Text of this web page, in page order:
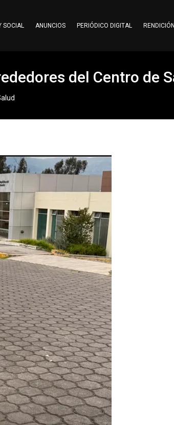
SOCIAL ANUNCIOS PERIÓDICO DIGITAL
del Centro de